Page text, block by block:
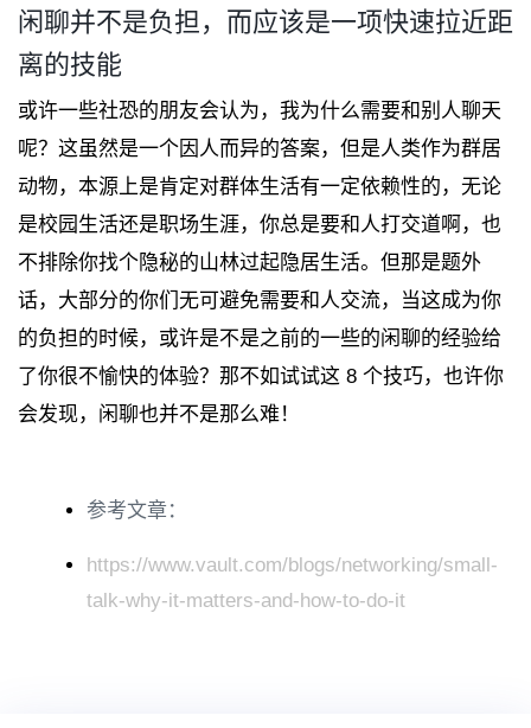
闲聊并不是负担，而应该是一项快速拉近距
离的技能
或许一些社恐的朋友会认为，我为什么需要和别人聊天
呢？这虽然是一个因人而异的答案，但是人类作为群居
动物，本源上是肯定对群体生活有一定依赖性的，无论
是校园生活还是职场生涯，你总是要和人打交道啊，也
不排除你找个隐秘的山林过起隐居生活。但那是题外
话，大部分的你们无可避免需要和人交流，当这成为你
的负担的时候，或许是不是之前的一些的闲聊的经验给
了你很不愉快的体验？那不如试试这 8 个技巧，也许你
会发现，闲聊也并不是那么难！
参考文章：
https://www.vault.com/blogs/networking/small-
talk-why-it-matters-and-how-to-do-it